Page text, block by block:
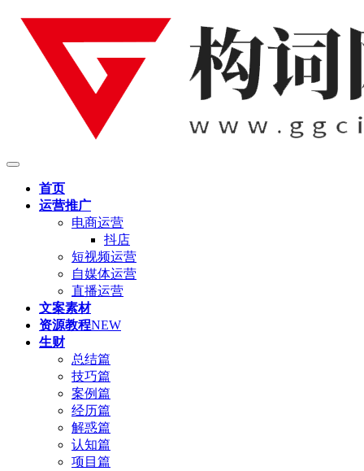
首页
运营推广
电商运营
抖店
短视频运营
自媒体运营
直播运营
文案素材
资源教程NEW
生财
总结篇
技巧篇
案例篇
经历篇
解惑篇
认知篇
项目篇